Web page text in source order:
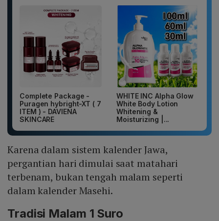
Complete Package -
Puragen hybright-XT ( 7
ITEM ) - DAVIENA
SKINCARE
WHITE INC Alpha Glow
White Body Lotion
Whitening &
Moisturizing |...
Karena dalam sistem kalender Jawa,
pergantian hari dimulai saat matahari
terbenam, bukan tengah malam seperti
dalam kalender Masehi.
Tradisi Malam 1 Suro